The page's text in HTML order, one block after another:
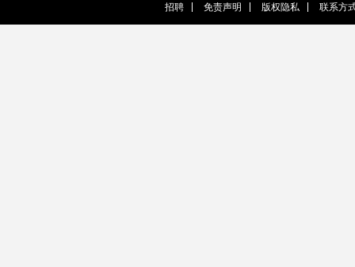
招聘 免责声明 版权隐私 联系方